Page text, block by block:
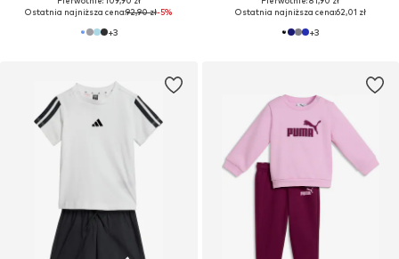
Ostatnia najniższa cena:92,90 zł-5%
+3
Ostatnia najniższa cena:62,01 zł
+3